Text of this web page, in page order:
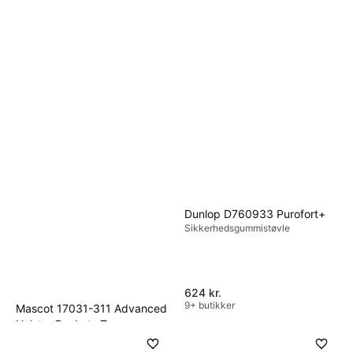
Mascot 17031-311 Advanced
Holster Pockets Trousers -
Dunlop D760933 Purofort+
Sikkerhedsgummistøvle
624 kr.
9+ butikker